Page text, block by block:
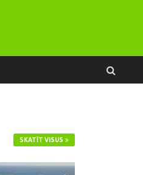
SKATĪT VISUS